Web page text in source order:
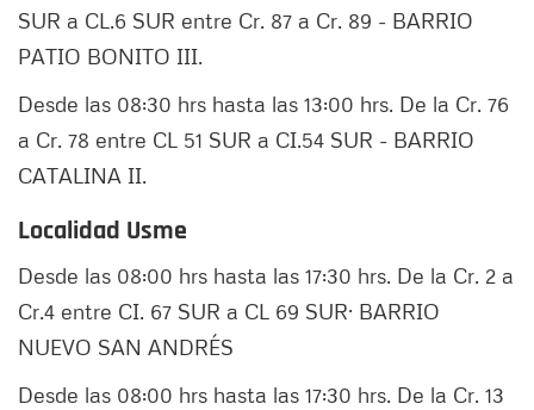
SUR a CL.6 SUR entre Cr. 87 a Cr. 89 - BARRIO
PATIO BONITO III.
Desde las 08:30 hrs hasta las 13:00 hrs. De la Cr. 76
a Cr. 78 entre CL 51 SUR a CI.54 SUR - BARRIO
CATALINA II.
Localidad Usme
Desde las 08:00 hrs hasta las 17:30 hrs. De la Cr. 2 a
Cr.4 entre CI. 67 SUR a CL 69 SUR· BARRIO
NUEVO SAN ANDRÉS
Desde las 08:00 hrs hasta las 17:30 hrs. De la Cr. 13